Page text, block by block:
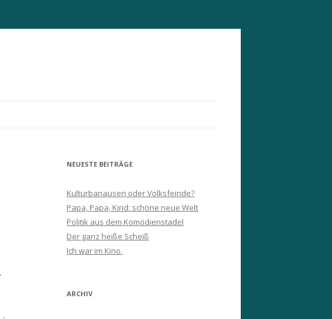
NEUESTE BEITRÄGE
Kulturbanausen oder Volksfeinde?
Papa, Papa, Kind: schöne neue Welt
Politik aus dem Komödienstadel
Der ganz heiße Scheiß
Ich war im Kino.
ARCHIV